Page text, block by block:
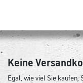
Keine
Egal, wie viel Sie kaufen,